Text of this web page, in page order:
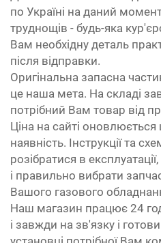
по Україні на даний
труднощів - будь-яка
Вам необхідну деталь
після відправки.
Оригінальна запасна
це наша мета. На складі
потрібний Вам товар від
Ціна на сайті
наявність. Інструкції та
розібратися в
і правильно вибрати
Вашого газового
Наш магазин працює 24
і завжди на зв'язку і